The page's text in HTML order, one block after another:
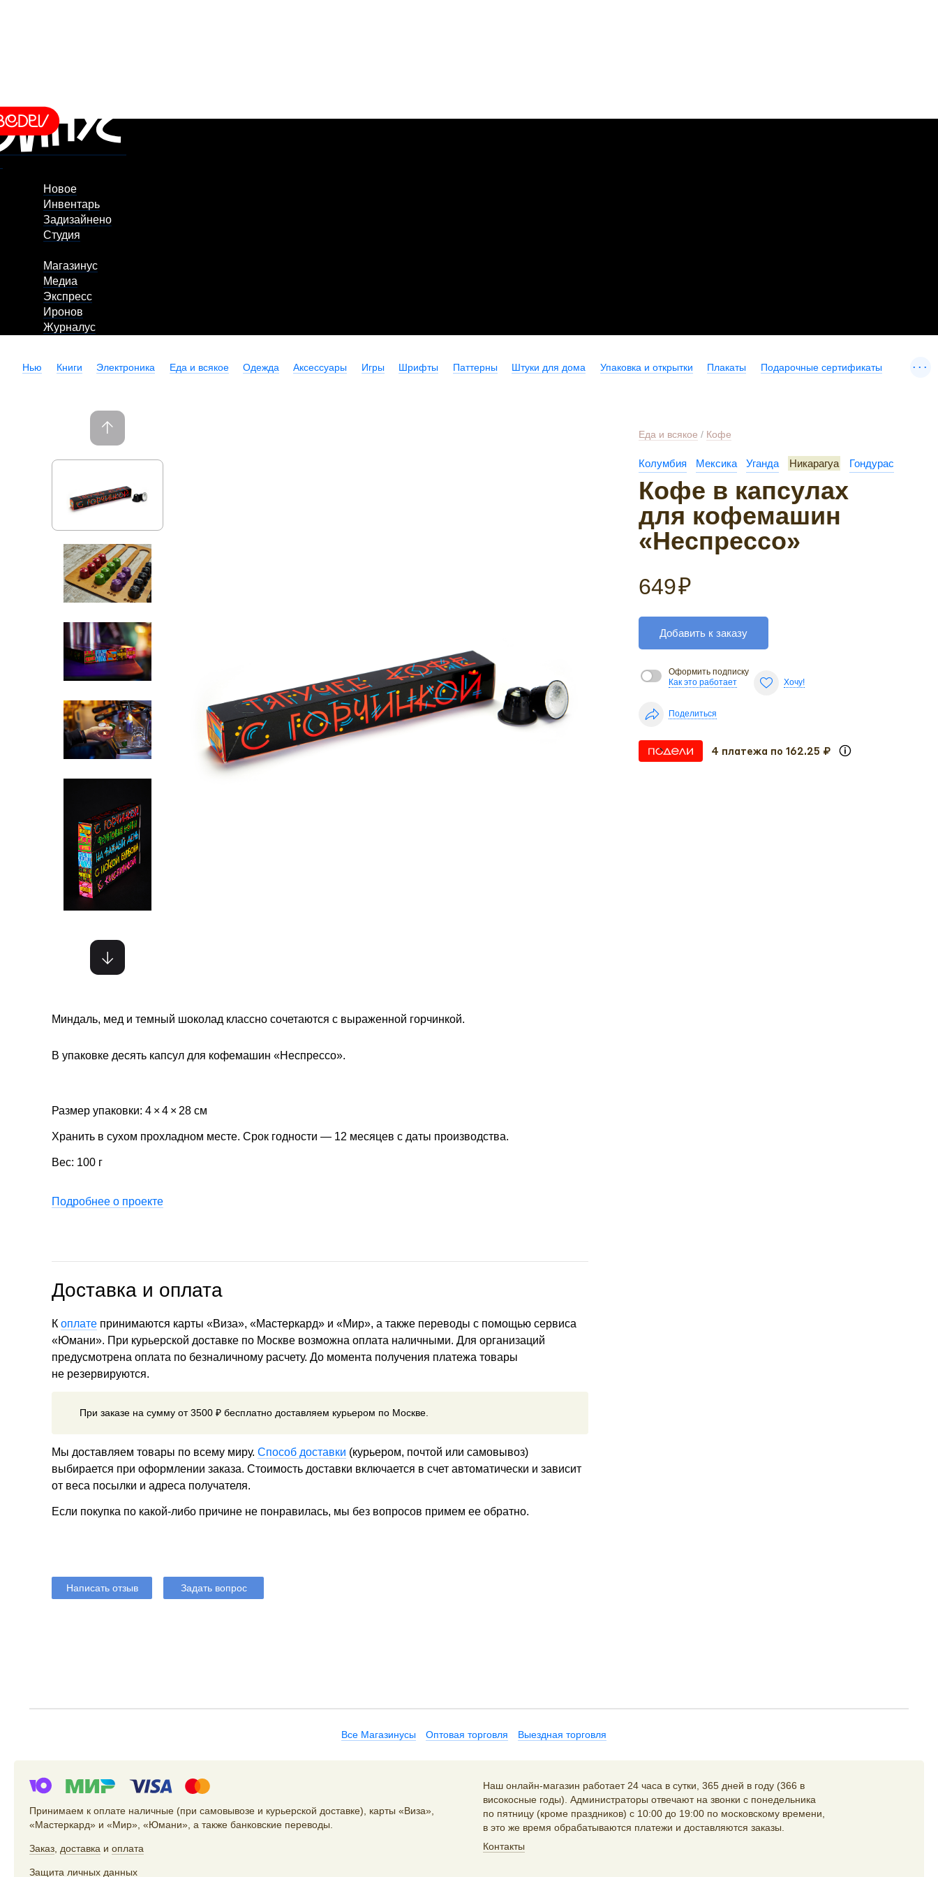
Новое
Инвентарь
Задизайнено
Студия
Магазинус
Медиа
Экспресс
Иронов
Журналус
Нью Книги Электроника Еда и всякое Одежда Аксессуары Игры Шрифты Паттерны Штуки для дома Упаковка и открытки Плакаты Подарочные сертификаты ...
Еда и всякое / Кофе
Колумбия Мексика Уганда Никарагуа Гондурас
Кофе в капсулах
для кофемашин
«Неспрессо»
649₽
Добавить к заказу
Оформить подписку
Как это работает
Хочу!
Поделиться
4 платежа по 162.25 ₽
Миндаль, мед и темный шоколад классно сочетаются с выраженной горчинкой.
В упаковке десять капсул для кофемашин «Неспрессо».
Размер упаковки: 4 × 4 × 28 см
Хранить в сухом прохладном месте. Срок годности — 12 месяцев с даты производства.
Вес: 100 г
Подробнее о проекте
Доставка и оплата
К оплате принимаются карты «Виза», «Мастеркард» и «Мир», а также переводы с помощью сервиса
«Юмани». При курьерской доставке по Москве возможна оплата наличными. Для организаций
предусмотрена оплата по безналичному расчету. До момента получения платежа товары
не резервируются.
При заказе на сумму от 3500 ₽ бесплатно доставляем курьером по Москве.
Мы доставляем товары по всему миру. Способ доставки (курьером, почтой или самовывоз)
выбирается при оформлении заказа. Стоимость доставки включается в счет автоматически и зависит
от веса посылки и адреса получателя.
Если покупка по какой-либо причине не понравилась, мы без вопросов примем ее обратно.
Написать отзыв Задать вопрос
Все Магазинусы Оптовая торговля Выездная торговля
Принимаем к оплате наличные (при самовывозе и курьерской доставке), карты «Виза»,
«Мастеркард» и «Мир», «Юмани», а также банковские переводы.
Заказ доставка и оплата
Защита личных данных
Наш онлайн-магазин работает 24 часа в сутки, 365 дней в году (366 в
високосные годы). Администраторы отвечают на звонки с понедельника
по пятницу (кроме праздников) с 10:00 до 19:00 по московскому времени,
в это же время обрабатываются платежи и доставляются заказы.
Контакты